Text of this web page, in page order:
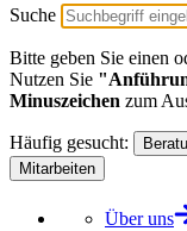
Suche
Bitte geben Sie einen
Nutzen Sie
Minuszeichen zum
Häufig gesucht:
Mitarbeiten
Über uns